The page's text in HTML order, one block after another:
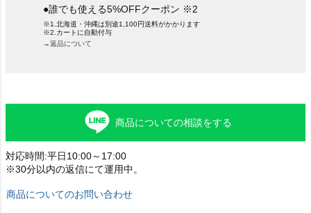
●誰でも使える5%OFFクーポン ※2
※1.北海道・沖縄は別途1,100円送料がかかります
※2.カートに自動付与
→返品について
商品についての相談をする
対応時間:平日10:00～17:00
※30分以内の返信にて運用中。
商品についてのお問い合わせ